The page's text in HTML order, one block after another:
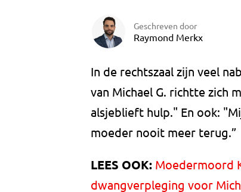
Geschreven door
Raymond Merkx
In de rechtszaal zijn veel
van Michael G. richtte zich
alsjeblieft hulp." En ook:
moeder nooit meer terug.”
LEES OOK: Moedermoord
dwangverpleging voor